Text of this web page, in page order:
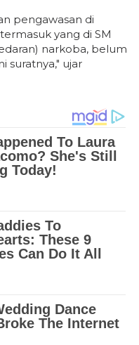
pengawasan di
yang di SM
narkoba, belum
suratnya," ujar